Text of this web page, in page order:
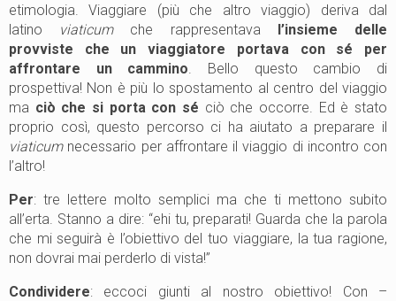
etimologia. Viaggiare (più che altro viaggio) deriva dal
latino viaticum che rappresentava l’insieme delle
provviste che un viaggiatore portava con sé per
affrontare un cammino . Bello questo cambio di
prospettiva! Non è più lo spostamento al centro del viaggio
ma ciò che si porta con sé ciò che occorre. Ed è stato
proprio così, questo percorso ci ha aiutato a preparare il
viaticumnecessario per affrontare il viaggio di incontro con
l’altro!
Per: tre lettere molto semplici ma che ti mettono subito
all’erta. Stanno a dire: “ehi tu, preparati! Guarda che la parola
che mi seguirà è l’obiettivo del tuo viaggiare, la tua ragione,
non dovrai mai perderlo di vista!”
Condividere: eccoci giunti al nostro obiettivo! Con –